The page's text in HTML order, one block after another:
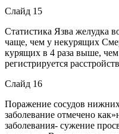
Слайд 15
Статистика Язва желудка
чаще, чем у некурящих
курящих в 4 раза выше,
регистрируется
Слайд 16
Поражение сосудов
заболевание отмечено
заболевания- сужение